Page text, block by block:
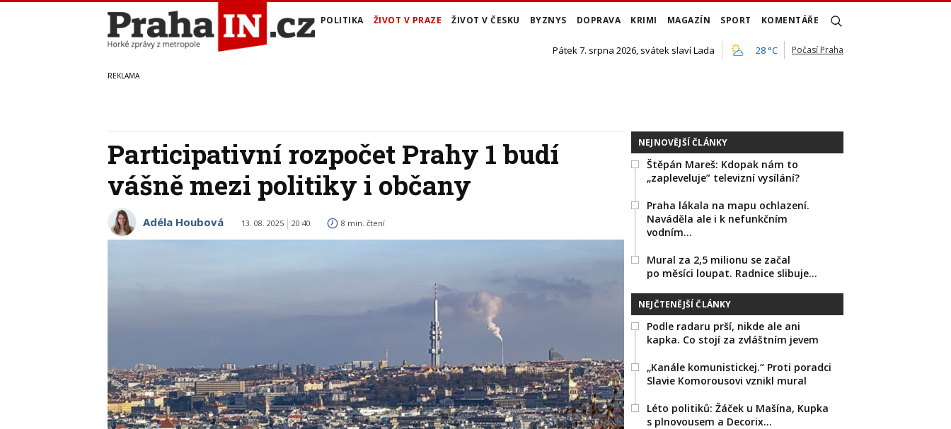
POLITIKA ŽIVOT V PRAZE ŽIVOT V ČESKU BYZNYS DOPRAVA KRIMI MAGAZÍN SPORT KOMENTÁŘE
Pátek 7. srpna 2026, svátek slaví Lada 28 °C Počasí Praha
Participativní rozpočet Prahy 1 budí
vášně mezi politiky i občany
Adéla Houbová 13. 08. 2025 20:40 8 min. čtení
NEJNOVĚJŠÍ ČLÁNKY
Štěpán Mareš: Kdopak nám to
„zapleveluje” televizní vysílání?
Praha lákala na mapu ochlazení.
Naváděla ale i k nefunkčním
vodním…
Mural za 2,5 milionu se začal
po měsíci loupat. Radnice slibuje…
NEJČTENĚJŠÍ ČLÁNKY
Podle radaru prší, nikde ale ani
kapka. Co stojí za zvláštním jevem
„Kanále komunistickej.“ Proti poradci
Slavie Komorousovi vznikl mural
Léto politiků: Žáček u Mašína, Kupka
s plnovousem a Decorix…